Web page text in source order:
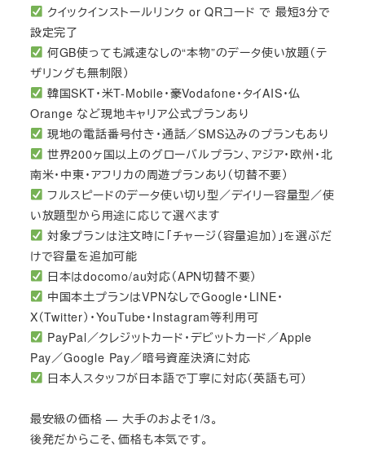
クイックインストールリンク or QRコード で 最短3分で
設定完了
何GB使っても減速なしの“本物”のデータ使い放題（テ
ザリングも無制限）
韓国SKT・米T-Mobile・豪Vodafone・タイAIS・仏
Orange など現地キャリア公式プランあり
現地の電話番号付き・通話／SMS込みのプランもあり
世界200ヶ国以上のグローバルプラン、アジア・欧州・北
南米・中東・アフリカの周遊プランあり（切替不要）
フルスピードのデータ使い切り型／デイリー容量型／使
い放題型から用途に応じて選べます
対象プランは注文時に「チャージ（容量追加）」を選ぶだ
けで容量を追加可能
日本はdocomo/au対応（APN切替不要）
中国本土プランはVPNなしでGoogle・LINE・
X（Twitter）・YouTube・Instagram等利用可
PayPal／クレジットカード・デビットカード／Apple
Pay／Google Pay／暗号資産決済に対応
日本人スタッフが日本語で丁寧に対応（英語も可）
最安級の価格 — 大手のおよそ1/3。
後発だからこそ、価格も本気です。